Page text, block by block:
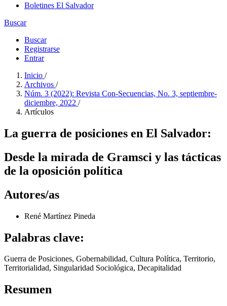
Boletines El Salvador
Buscar
Buscar
Registrarse
Entrar
Inicio /
Archivos /
Núm. 3 (2022): Revista Con-Secuencias, No. 3, septiembre-
diciembre, 2022 /
Artículos
La guerra de posiciones en El Salvador:
Desde la mirada de Gramsci y las tácticas
de la oposición política
Autores/as
René Martínez Pineda
Palabras clave:
Guerra de Posiciones, Gobernabilidad, Cultura Política, Territorio,
Territorialidad, Singularidad Sociológica, Decapitalidad
Resumen